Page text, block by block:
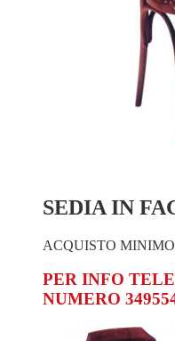
SEDIA IN
ACQUISTO
PER INFO
NUMERO